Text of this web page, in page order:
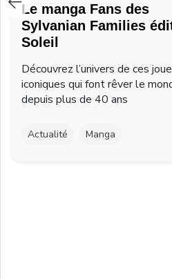
Le manga Fans des
Sylvanian Families
Soleil
Découvrez l’univers de ces
iconiques qui font rêver le
depuis plus de 40 ans
Actualité Manga